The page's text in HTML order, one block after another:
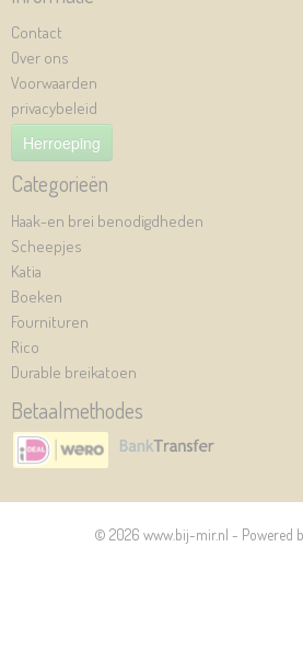
Contact
Over ons
Voorwaarden
privacybeleid
Herroeping
Categorieën
Haak-en brei benodigdheden
Scheepjes
Katia
Boeken
Fournituren
Rico
Durable breikatoen
Betaalmethodes
© 2026 www.bij-mir.nl - Powered